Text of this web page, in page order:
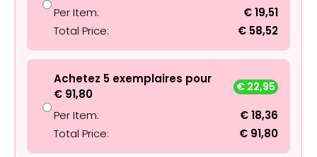
Per Item: €19,51
Total Price:
€ 58,52
Achetez 5 exemplaires pour
€ 91,80
€ 22,95
Per Item: €18,36
Total Price:
€ 91,80